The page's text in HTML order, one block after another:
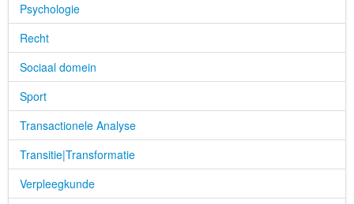
Psychologie
Recht
Sociaal domein
Sport
Transactionele Analyse
Transitie|Transformatie
Verpleegkunde